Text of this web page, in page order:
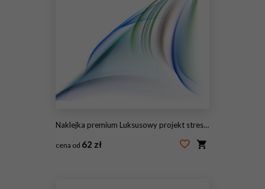
Naklejka premium Luksusowy projekt streszczenie
cena od 62 zł